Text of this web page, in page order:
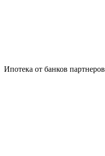
Ипотека от банков партнеров